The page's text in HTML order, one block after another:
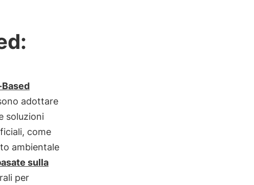
adottare
soluzioni
come
ambientale
sulla
per